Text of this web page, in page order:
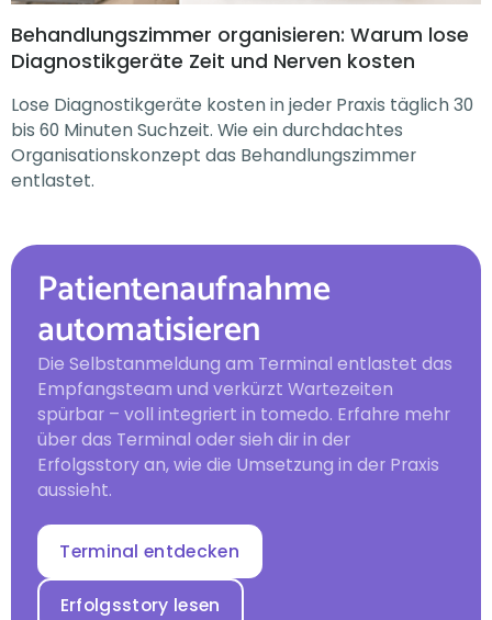
Behandlungszimmer organisieren: Warum lose
Diagnostikgeräte Zeit und Nerven kosten
Lose Diagnostikgeräte kosten in jeder Praxis täglich 30
bis 60 Minuten Suchzeit. Wie ein durchdachtes
Organisationskonzept das Behandlungszimmer
entlastet.
Patientenaufnahme
automatisieren
Die Selbstanmeldung am Terminal entlastet das
Empfangsteam und verkürzt Wartezeiten
spürbar – voll integriert in tomedo. Erfahre mehr
über das Terminal oder sieh dir in der
Erfolgsstory an, wie die Umsetzung in der Praxis
aussieht.
Terminal entdecken
Erfolgsstory lesen